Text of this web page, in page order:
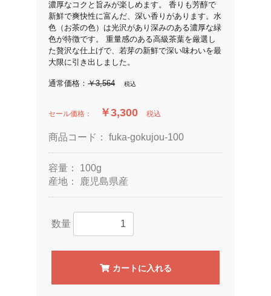
濃厚なコクと旨みが楽しめます。 香りも芳醇で
新鮮で爽快性に富んだ、深い香りがあります。水
色（お茶の色）は光沢があり深みのある濃厚な緑
色が特徴です。 重量感のある高級茶葉を厳選し
た贅沢な仕上げで、若芽の新鮮で深い味わいを最
大限に引き出しました。
通常価格： ￥3,564 税込
セール価格： ￥3,300 税込
商品コード： fuka-gokujou-100
容量： 100g
産地：
鹿児島県産
数量
カートに入れる